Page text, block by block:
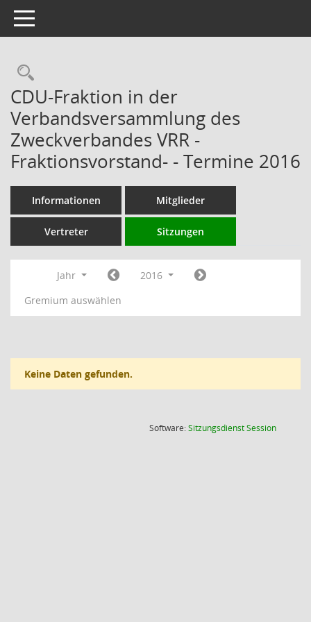
Toggle navigation
Rechercheauswahl
CDU-Fraktion in der
Verbandsversammlung des
Zweckverbandes VRR -
Fraktionsvorstand- - Termine 2016
Informationen Mitglieder
Vertreter Sitzungen
Jahr
2016
Gremium auswählen
Keine Daten gefunden.
Software:SitzungsdienstSession(Wird in